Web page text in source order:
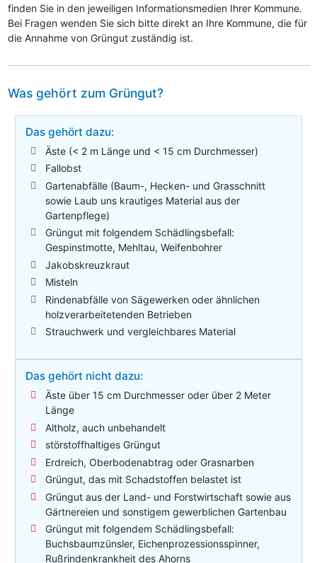
finden Sie in den jeweiligen Informationsmedien Ihrer Kommune.
Bei Fragen wenden Sie sich bitte direkt an Ihre Kommune, die für
die Annahme von Grüngut zuständig ist.
Was gehört zum Grüngut?
Das gehört dazu:
Äste (< 2 m Länge und < 15 cm Durchmesser)
Fallobst
Gartenabfälle (Baum-, Hecken- und Grasschnitt
sowie Laub uns krautiges Material aus der
Gartenpflege)
Grüngut mit folgendem Schädlingsbefall:
Gespinstmotte, Mehltau, Weifenbohrer
Jakobskreuzkraut
Misteln
Rindenabfälle von Sägewerken oder ähnlichen
holzverarbeitetenden Betrieben
Strauchwerk und vergleichbares Material
Das gehört nicht dazu:
Äste über 15 cm Durchmesser oder über 2 Meter
Länge
Altholz, auch unbehandelt
störstoffhaltiges Grüngut
Erdreich, Oberbodenabtrag oder Grasnarben
Grüngut, das mit Schadstoffen belastet ist
Grüngut aus der Land- und Forstwirtschaft sowie aus
Gärtnereien und sonstigem gewerblichen Gartenbau
Grüngut mit folgendem Schädlingsbefall:
Buchsbaumzünsler, Eichenprozessionsspinner,
Rußrindenkrankheit des Ahorns